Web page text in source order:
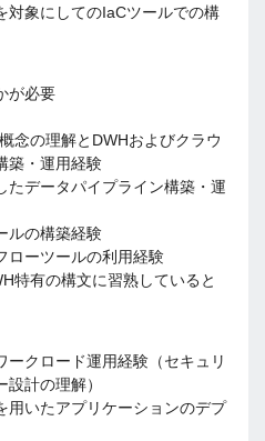
対象にしてのIaCツールでの構
が必要
念の理解とDWHおよびクラウ
築・運用経験
たデータパイプライン構築・運
ルの構築経験
ローツールの利用経験
特有の構文に習熟していると
ークロード運用経験（セキュリ
計の理解）
用いたアプリケーションのデプ